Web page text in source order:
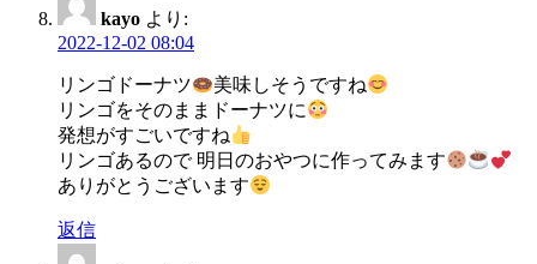
kayo より:
2022-12-02 08:04
リンゴドーナツ
美味しそうですね
リンゴをそのままドーナツに
発想がすごいですね
リンゴあるので 明日のおやつに作ってみます
ありがとうございます
返信